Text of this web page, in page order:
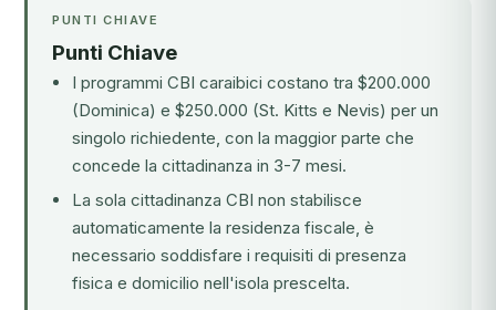
PUNTI CHIAVE
Punti Chiave
I programmi CBI caraibici costano tra $200.000
(Dominica) e $250.000 (St. Kitts e Nevis) per un
singolo richiedente, con la maggior parte che
concede la cittadinanza in 3-7 mesi.
La sola cittadinanza CBI non stabilisce
automaticamente la residenza fiscale, è
necessario soddisfare i requisiti di presenza
fisica e domicilio nell'isola prescelta.